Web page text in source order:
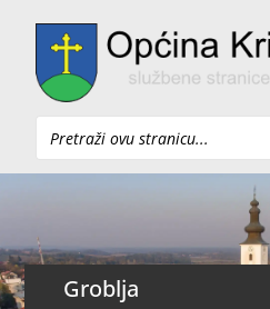
Pretraži
Groblja